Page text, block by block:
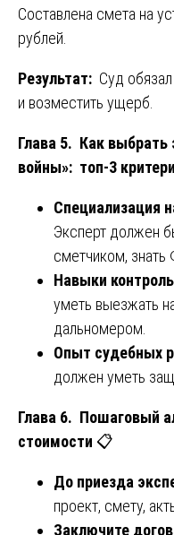
Составлена смета на
рублей.
Результат: Суд
и возместить ущерб.
Глава 5. Как выбрать
войны»: топ-3
Специализация
Эксперт должен
сметчиком, знать
Навыки
уметь выезжать
дальномером.
Опыт судебных
должен уметь
Глава 6. Пошаговый
стоимости 📋
До приезда
проект, смету,
Заключите